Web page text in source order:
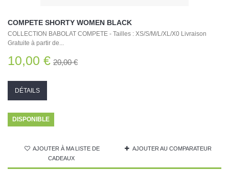
COMPETE SHORTY WOMEN BLACK
COLLECTION BABOLAT COMPETE - Tailles : XS/S/M/L/XL/X0 Livraison
Gratuite à partir de...
10,00 € 20,00 €
DÉTAILS
DISPONIBLE
AJOUTER À MA LISTE DE
CADEAUX
AJOUTER AU COMPARATEUR